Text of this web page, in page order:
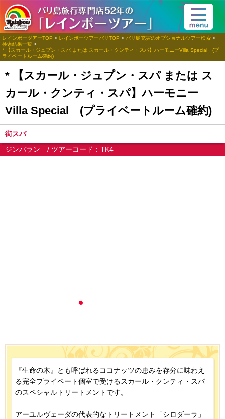
レインボーツアーTOP > レインボーツアーバリTOP > バリ島充実のオプショナルツアー検索 >
検索結果一覧 >
* 【スカール・ジュプン・スパ または スカール・クンティ・スパ】ハーモニーVilla Special (プ
ライベートルーム確約)
* 【スカール・ジュプン・スパ または ス
カール・クンティ・スパ】ハーモニー
Villa Special (プライベートルーム確約)
街スパ
ジンバラン / ツアーコード：TK4
『生命の木』とも呼ばれるココナッツの恵みを存分に味わえ
る完全プライベート個室で受けるスカール・クンティ・スパ
のスペシャルトリートメントです。
アーユルヴェーダの代表的なトリートメント「シロダーラ」